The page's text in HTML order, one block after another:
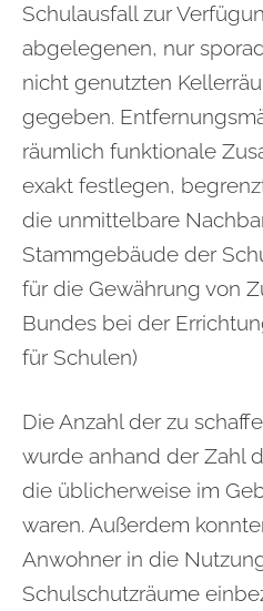
Schulausfall zur
abgelegenen, nur
nicht genutzten
gegeben.
räumlich funktionale
exakt festlegen,
die unmittelbare
Stammgebäude der
für die Gewährung von
Bundes bei der
für Schulen)
Die Anzahl der zu
wurde anhand der Zahl
die üblicherweise im
waren. Außerdem
Anwohner in die
Schulschutzräume